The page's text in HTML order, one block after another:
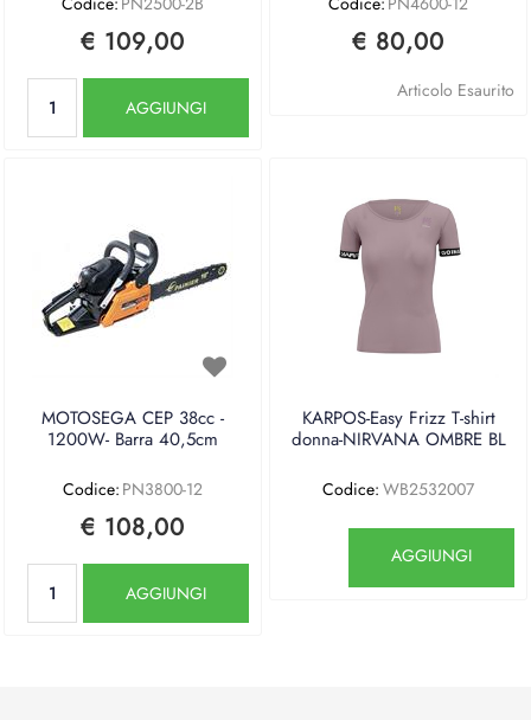
€ 109,00
AGGIUNGI
€ 80,00
Articolo Esaurito
MOTOSEGA CEP 38cc -
1200W- Barra 40,5cm
Codice: PN3800-12
€ 108,00
AGGIUNGI
KARPOS-Easy Frizz T-shirt
donna-NIRVANA OMBRE BL
Codice: WB2532007
AGGIUNGI